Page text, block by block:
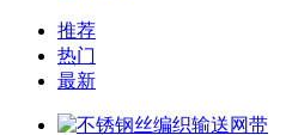
推荐
热门
最新